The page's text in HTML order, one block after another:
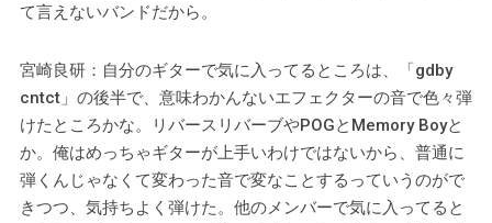
て言えないバンドだから。
宮崎良研：自分のギターで気に入ってるところは、「gdby
cntct」の後半で、意味わかんないエフェクターの音で色々弾
けたところかな。リバースリバーブやPOGとMemory Boyと
か。俺はめっちゃギターが上手いわけではないから、普通に
弾くんじゃなくて変わった音で変なことするっていうのがで
きつつ、気持ちよく弾けた。他のメンバーで気に入ってると